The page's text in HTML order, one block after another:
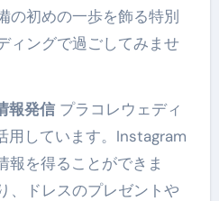
の初めの一歩を飾る特別
ィングで過ごしてみませ
報発信プラコレウェディ
用しています。Instagram
報を得ることができま
、ドレスのプレゼントや